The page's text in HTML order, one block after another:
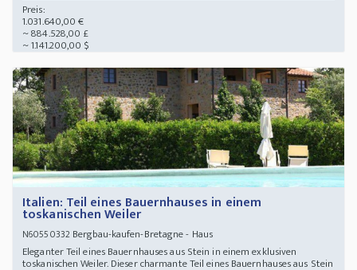
Preis:
1.031.640,00 €
~ 884.528,00 £
~ 1.141.200,00 $
Italien: Teil eines Bauernhauses in einem
toskanischen Weiler
N60550332Bergbau-kaufen-Bretagne - Haus
Eleganter Teil eines Bauernhauses aus Stein in einem exklusiven
toskanischen Weiler. Dieser charmante Teil eines Bauernhauses aus Stein